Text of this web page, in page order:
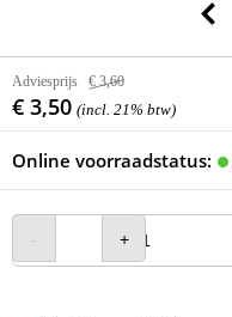
Adviesprijs € 3,60
€ 3,50 (incl. 21% btw)
Online voorraadstatus: